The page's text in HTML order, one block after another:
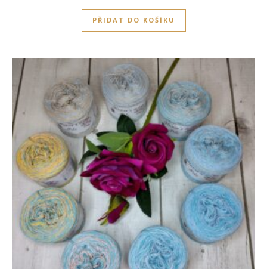
PŘIDAT DO KOŠÍKU